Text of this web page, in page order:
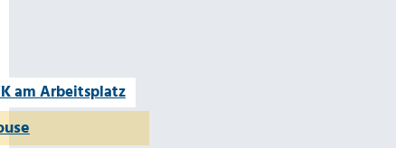
am Arbeitsplatz